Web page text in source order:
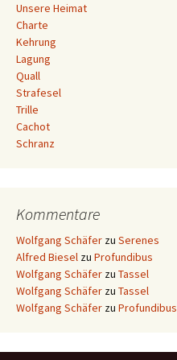
Unsere Heimat
Charte
Kehrung
Lagung
Quall
Strafesel
Trille
Cachot
Schranz
Kommentare
Wolfgang Schäfer zu Serenes
Alfred Biesel zu Profundibus
Wolfgang Schäfer zu Tassel
Wolfgang Schäfer zu Tassel
Wolfgang Schäfer zu Profundibus